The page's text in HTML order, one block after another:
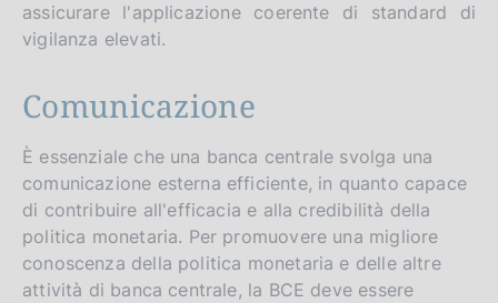
assicurare l'applicazione coerente di standard di
vigilanza elevati.
Comunicazione
È essenziale che una banca centrale svolga una
comunicazione esterna efficiente, in quanto capace
di contribuire all'efficacia e alla credibilità della
politica monetaria. Per promuovere una migliore
conoscenza della politica monetaria e delle altre
attività di banca centrale, la BCE deve essere